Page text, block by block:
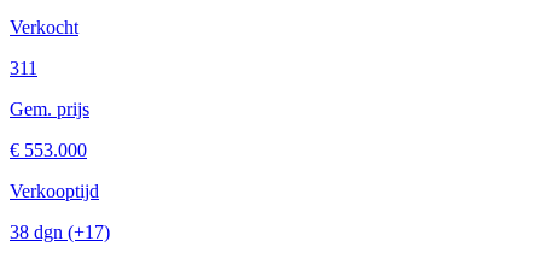
Verkocht
311
Gem. prijs
€ 553.000
Verkooptijd
38 dgn (+17)